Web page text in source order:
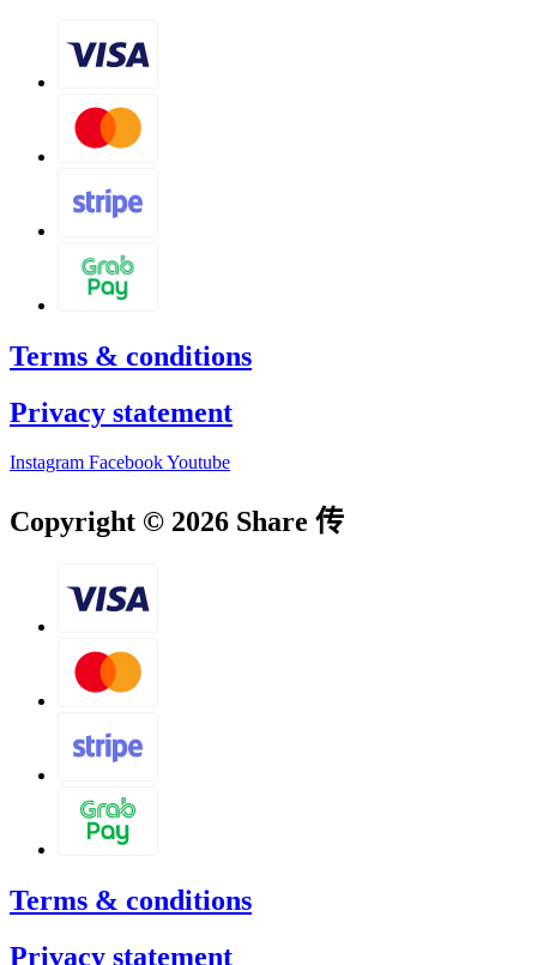
Terms & conditions
Privacy statement
Instagram FacebookYoutube
Copyright © 2026 Share 传
Terms & conditions
Privacy statement